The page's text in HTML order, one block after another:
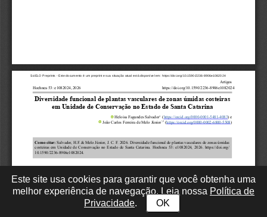
Este site usa cookies para garantir que você obtenha uma
melhor experiência de navegação. Leia nossa Política de
Privacidade. OK